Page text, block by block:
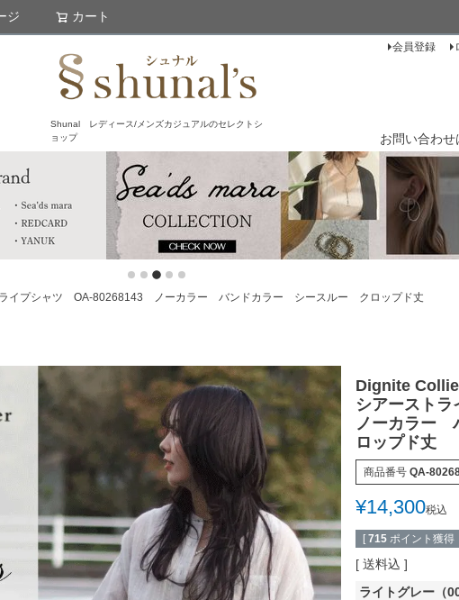
Shunal レディース/メンズカジュアルのセレクトシ
ョップ
会員登録
お問い合わせ
ジ カート
イプシャツ OA-80268143 ノーカラー バンドカラー シースルー クロップド丈
Dignite
シアースト
ノーカラー
ロップド丈
商品番号 QA-
¥14,300税込
[ 715 ポイント獲得
送料込
ライトグレー（